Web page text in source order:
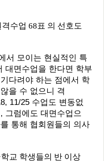
격수업 68표 의 선호도
서 모이는 현실적인 특
대면수업을 한다면 학부
기다려야 하는 점에서 학
않을 수 없으니 격
11/25 수업도 변동없
, 그럼에도 대면수업으
통해 협회원들의 의사
교 학생들의 반 이상